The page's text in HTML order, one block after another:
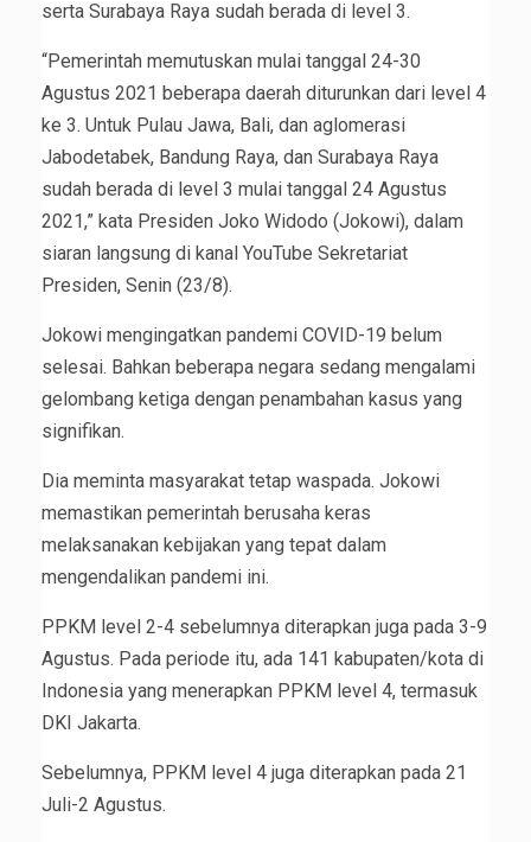
serta Surabaya Raya sudah berada di level 3.
“Pemerintah memutuskan mulai tanggal 24-30
Agustus 2021 beberapa daerah diturunkan dari level 4
ke 3. Untuk Pulau Jawa, Bali, dan aglomerasi
Jabodetabek, Bandung Raya, dan Surabaya Raya
sudah berada di level 3 mulai tanggal 24 Agustus
2021,” kata Presiden Joko Widodo (Jokowi), dalam
siaran langsung di kanal YouTube Sekretariat
Presiden, Senin (23/8).
Jokowi mengingatkan pandemi COVID-19 belum
selesai. Bahkan beberapa negara sedang mengalami
gelombang ketiga dengan penambahan kasus yang
signifikan.
Dia meminta masyarakat tetap waspada. Jokowi
memastikan pemerintah berusaha keras
melaksanakan kebijakan yang tepat dalam
mengendalikan pandemi ini.
PPKM level 2-4 sebelumnya diterapkan juga pada 3-9
Agustus. Pada periode itu, ada 141 kabupaten/kota di
Indonesia yang menerapkan PPKM level 4, termasuk
DKI Jakarta.
Sebelumnya, PPKM level 4 juga diterapkan pada 21
Juli-2 Agustus.